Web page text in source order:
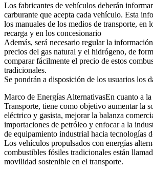
Los fabricantes de vehículos deberán
carburante que acepta cada vehículo. Esta
los manuales de los medios de transporte, en
recarga y en los concesionario
Además, será necesario regular la
precios del gas natural y el hidrógeno, de
comparar fácilmente el precio de estos
tradicionales.
Se pondrán a disposición de los usuarios los
Marco de Energías AlternativasEn cuanto a
Transporte, tiene como objetivo aumentar la
eléctrico y gasista, mejorar la balanza
importaciones de petróleo y enfocar a la
de equipamiento industrial hacia tecnologías
Los vehículos propulsados con energías
combustibles fósiles tradicionales están
movilidad sostenible en el transporte.